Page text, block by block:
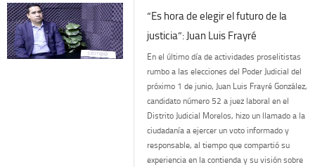
“Es hora de elegir el futuro de la
justicia”: Juan Luis Frayré
En el último día de actividades proselitistas
rumbo a las elecciones del Poder Judicial del
próximo 1 de junio, Juan Luis Frayré González,
candidato número 52 a juez laboral en el
Distrito Judicial Morelos, hizo un llamado a la
ciudadanía a ejercer un voto informado y
responsable, al tiempo que compartió su
experiencia en la contienda y su visión sobre